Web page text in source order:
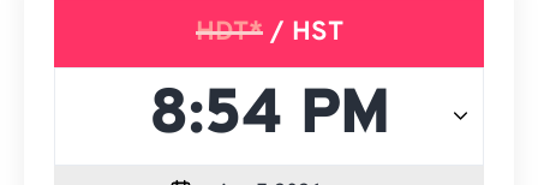
HDT*/ HST